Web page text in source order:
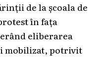
de la școala de
în fața
eliberarea
mobilizat, potrivit